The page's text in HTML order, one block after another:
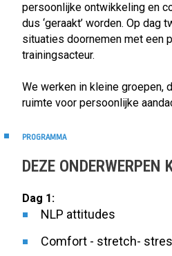
persoonlijke ontwikkeling en
dus ‘geraakt’ worden. Op dag
situaties doornemen met een
trainingsacteur.
We werken in kleine groepen,
ruimte voor persoonlijke
PROGRAMMA
DEZE
Dag 1:
NLP attitudes
Comfort - stretch-